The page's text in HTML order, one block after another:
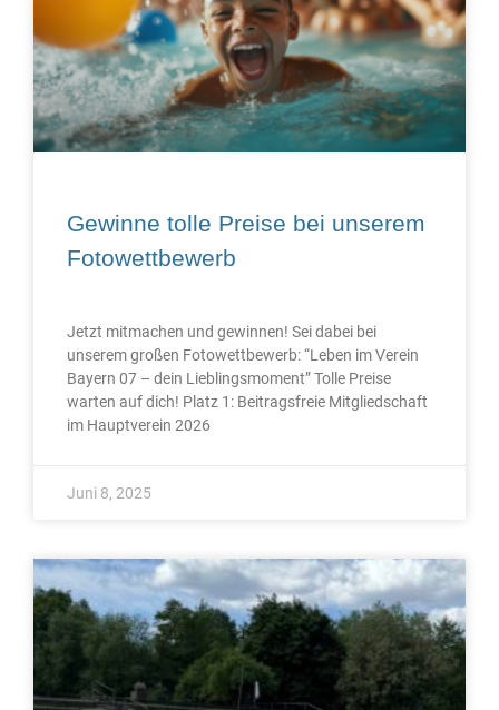
Gewinne tolle Preise bei unserem
Fotowettbewerb
Jetzt mitmachen und gewinnen! Sei dabei bei
unserem großen Fotowettbewerb: “Leben im Verein
Bayern 07 – dein Lieblingsmoment” Tolle Preise
warten auf dich! Platz 1: Beitragsfreie Mitgliedschaft
im Hauptverein 2026
Juni 8, 2025